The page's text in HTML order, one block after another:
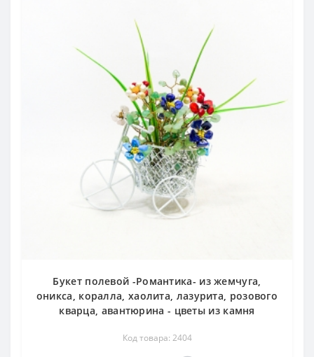
Букет полевой -Романтика- из жемчуга,
оникса, коралла, хаолита, лазурита, розового
кварца, авантюрина - цветы из камня
Код товара: 2404